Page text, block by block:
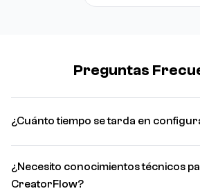
Preguntas
¿Cuánto tiempo se tarda en
¿Necesito conocimientos técnicos
CreatorFlow?